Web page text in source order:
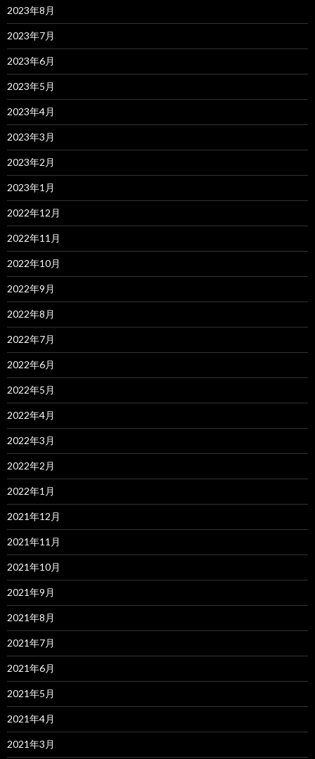
2023年8月
2023年7月
2023年6月
2023年5月
2023年4月
2023年3月
2023年2月
2023年1月
2022年12月
2022年11月
2022年10月
2022年9月
2022年8月
2022年7月
2022年6月
2022年5月
2022年4月
2022年3月
2022年2月
2022年1月
2021年12月
2021年11月
2021年10月
2021年9月
2021年8月
2021年7月
2021年6月
2021年5月
2021年4月
2021年3月